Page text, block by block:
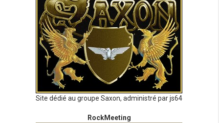
Site dédié au groupe Saxon, administré par js64
RockMeeting